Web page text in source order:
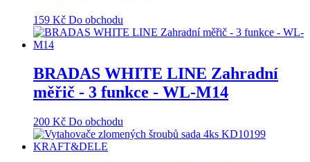
159 Kč Do obchodu
BRADAS WHITE LINE Zahradní
měřič - 3 funkce - WL-M14
200 Kč Do obchodu